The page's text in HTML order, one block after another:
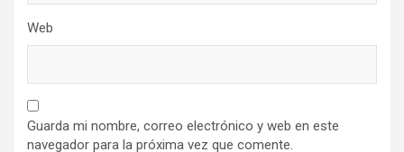
Web
Guarda mi nombre, correo electrónico y web en este
navegador para la próxima vez que comente.